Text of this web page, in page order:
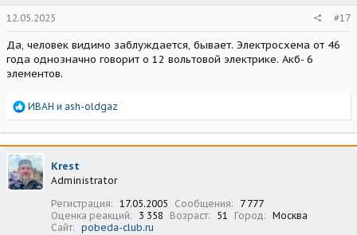
12.05.2025 #17
Да, человек видимо заблуждается, бывает. Электросхема от 46
года однозначно говорит о 12 вольтовой электрике. Акб- 6
элементов.
Р
а
к
ц
и
и
ИВАН и ash-oldgaz
Krest
Administrator
Регистрация
17.05.2005 Сообщения
7 777
Оценка реакций
3 358 Возраст 51 Город
Москва
Сайт
pobeda-club.ru